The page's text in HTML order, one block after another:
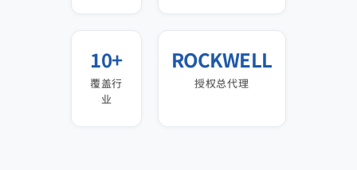
10+
覆盖行
业
ROCKWELL
授权总代理